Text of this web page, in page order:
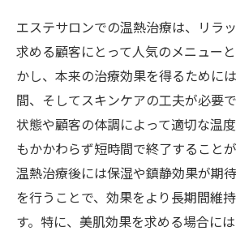
エステサロンでの温熱治療は、リラ
求める顧客にとって人気のメニュー
かし、本来の治療効果を得るために
間、そしてスキンケアの工夫が必要
状態や顧客の体調によって適切な温
もかかわらず短時間で終了すること
温熱治療後には保湿や鎮静効果が期
を行うことで、効果をより長期間維
す。特に、美肌効果を求める場合に